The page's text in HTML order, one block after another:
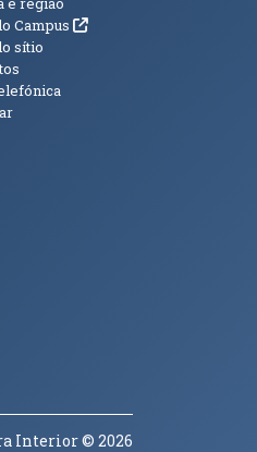
Campus (abre em nova janela)
sítio
Interior© 2026